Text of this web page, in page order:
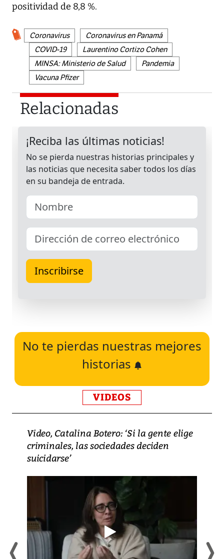
positividad de 8,8 %.
Coronavirus
Coronavirus en Panamá
COVID-19
Laurentino Cortizo Cohen
MINSA: Ministerio de Salud
Pandemia
Vacuna Pfizer
Relacionadas
No te pierdas nuestras mejores
historias
VIDEOS
Video, Catalina Botero: ‘Si la gente elige
criminales, las sociedades deciden
suicidarse’